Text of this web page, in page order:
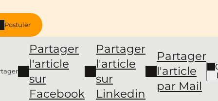
Postuler
Partager
l'article
sur
Facebook
Partager
l'article
sur
Linkedin
Partager
l'article
par Mail